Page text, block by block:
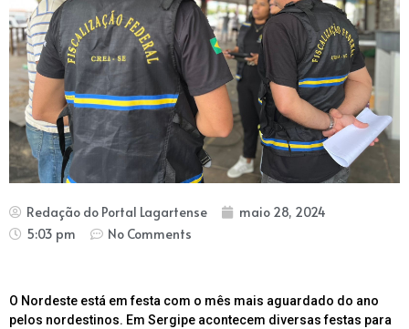
Redação do Portal Lagartense
maio 28, 2024
5:03 pm
No Comments
O Nordeste está em festa com o mês mais aguardado do ano
pelos nordestinos. Em Sergipe acontecem diversas festas para